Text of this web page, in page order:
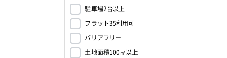
駐車場2台以上
フラット35利用可
バリアフリー
土地面積100㎡以上